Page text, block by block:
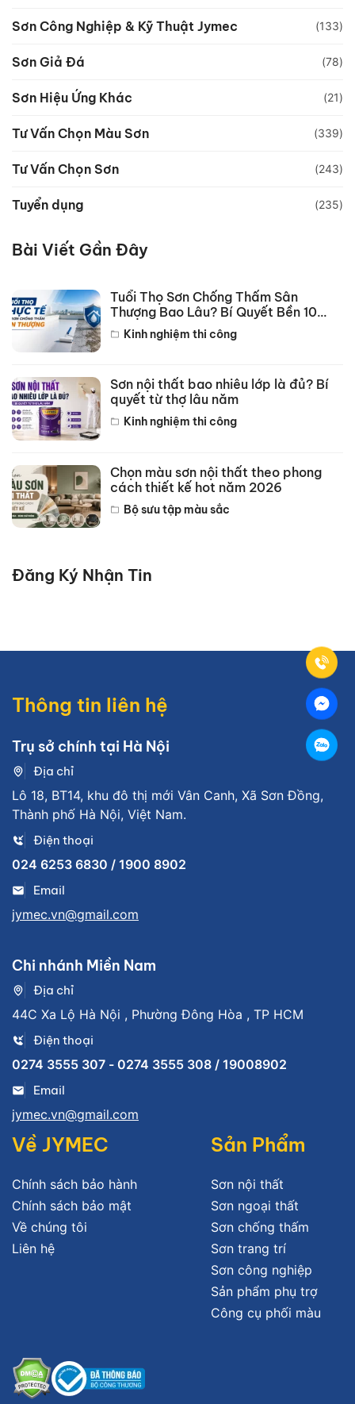
Sơn Công Nghiệp & Kỹ Thuật Jymec (133)
Sơn Giả Đá (78)
Sơn Hiệu Ứng Khác (21)
Tư Vấn Chọn Màu Sơn (339)
Tư Vấn Chọn Sơn (243)
Tuyển dụng (235)
Bài Viết Gần Đây
Tuổi Thọ Sơn Chống Thấm Sân
Thượng Bao Lâu? Bí Quyết Bền 10
NămKinh nghiệm thi công
Sơn nội thất bao nhiêu lớp là đủ? Bí
quyết từ thợ lâu năm
Kinh nghiệm thi công
Chọn màu sơn nội thất theo phong
cách thiết kế hot năm 2026
Bộ sưu tập màu sắc
Đăng Ký Nhận Tin
Thông tin liên hệ
Trụ sở chính tại Hà Nội
Địa chỉ
Lô 18, BT14, khu đô thị mới Vân Canh, Xã Sơn Đồng,
Thành phố Hà Nội, Việt Nam.
Điện thoại
024 6253 6830 / 1900 8902
Email
jymec.vn@gmail.com
Chi nhánh Miền Nam
Địa chỉ
44C Xa Lộ Hà Nội , Phường Đông Hòa , TP HCM
Điện thoại
0274 3555 307 - 0274 3555 308 / 19008902
Email
jymec.vn@gmail.com
Về JYMEC
Chính sách bảo hành
Chính sách bảo mật
Về chúng tôi
Liên hệ
Sản Phẩm
Sơn nội thất
Sơn ngoại thất
Sơn chống thấm
Sơn trang trí
Sơn công nghiệp
Sản phẩm phụ trợ
Công cụ phối màu